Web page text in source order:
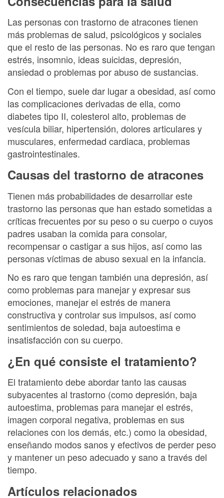
Las personas con trastorno de atracones tienen
más problemas de salud, psicológicos y sociales
que el resto de las personas. No es raro que tengan
estrés, insomnio, ideas suicidas, depresión,
ansiedad o problemas por abuso de sustancias.
Con el tiempo, suele dar lugar a obesidad, así como
las complicaciones derivadas de ella, como
diabetes tipo II, colesterol alto, problemas de
vesícula biliar, hipertensión, dolores articulares y
musculares, enfermedad cardiaca, problemas
gastrointestinales.
Causas del trastorno de atracones
Tienen más probabilidades de desarrollar este
trastorno las personas que han estado sometidas a
críticas frecuentes por su peso o su cuerpo o cuyos
padres usaban la comida para consolar,
recompensar o castigar a sus hijos, así como las
personas víctimas de abuso sexual en la infancia.
No es raro que tengan también una depresión, así
como problemas para manejar y expresar sus
emociones, manejar el estrés de manera
constructiva y controlar sus impulsos, así como
sentimientos de soledad, baja autoestima e
insatisfacción con su cuerpo.
¿En qué consiste el tratamiento?
El tratamiento debe abordar tanto las causas
subyacentes al trastorno (como depresión, baja
autoestima, problemas para manejar el estrés,
imagen corporal negativa, problemas en sus
relaciones con los demás, etc.) como la obesidad,
enseñando modos sanos y efectivos de perder peso
y mantener un peso adecuado y sano a través del
tiempo.
Artículos relacionados